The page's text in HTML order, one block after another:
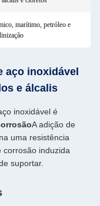
marítimo, petróleo e
aço inoxidável
e álcalis
inoxidável é
A adição de
uma resistência
corrosão induzida
suportar.